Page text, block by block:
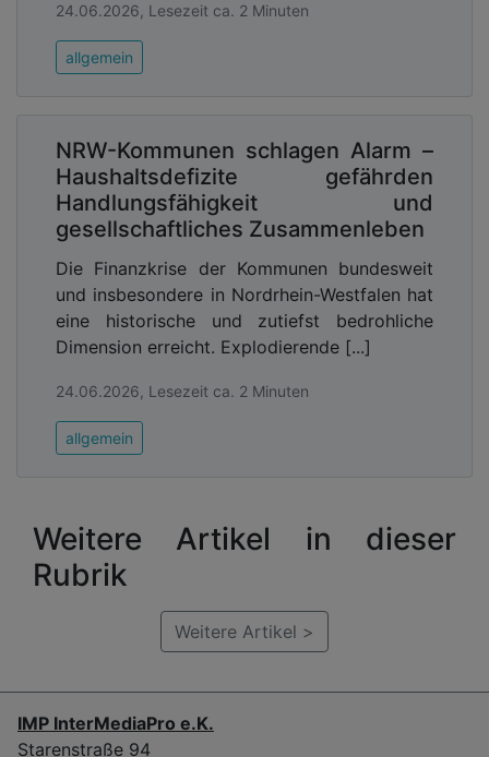
24.06.2026, Lesezeit ca. 2 Minuten
allgemein
NRW-Kommunen schlagen Alarm –
Haushaltsdefizite gefährden
Handlungsfähigkeit und
gesellschaftliches Zusammenleben
Die Finanzkrise der Kommunen bundesweit
und insbesondere in Nordrhein-Westfalen hat
eine historische und zutiefst bedrohliche
Dimension erreicht. Explodierende [...]
24.06.2026, Lesezeit ca. 2 Minuten
allgemein
Weitere Artikel in dieser
Rubrik
Weitere Artikel >
IMP InterMediaPro e.K.
Starenstraße 94